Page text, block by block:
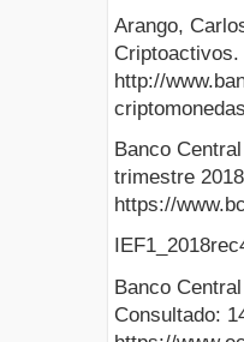
Arango,
http://
Banco
trimestre
https://
Banco
Consultado: